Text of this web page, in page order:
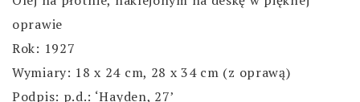
oprawie
Rok: 1927
Wymiary: 18 x 24 cm, 28 x 34 cm (z oprawą)
Podpis: p.d.: ‘Hayden, 27’